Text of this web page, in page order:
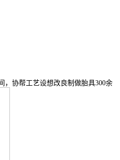
，协帮工艺设想改良制做胎具300余